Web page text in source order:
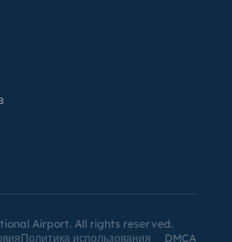
Airport. All rights reserved.
Политика использования
DMCA